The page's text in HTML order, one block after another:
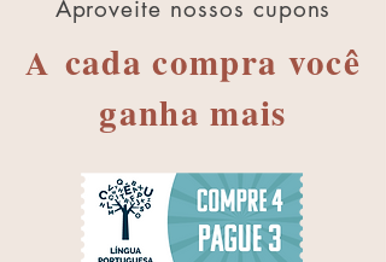
Aproveite nossos cupons
A cada compra você
ganha mais